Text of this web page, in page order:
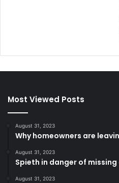
Most Viewed Posts
August 31, 2023
Why homeowners are
August 31, 2023
Spieth in danger of
August 31, 2023